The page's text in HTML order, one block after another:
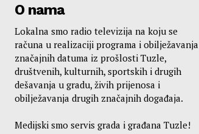
O nama
Lokalna smo radio televizija na koju se
računa u realizaciji programa i obilježavanja
značajnih datuma iz prošlosti Tuzle,
društvenih, kulturnih, sportskih i drugih
dešavanja u gradu, živih prijenosa i
obilježavanja drugih značajnih događaja.
Medijski smo servis grada i građana Tuzle!